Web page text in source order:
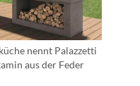
nennt Palazzetti
aus der Feder